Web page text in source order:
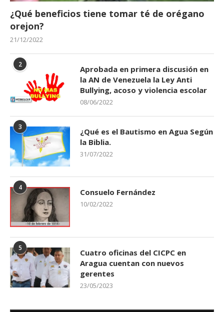
¿Qué beneficios tiene tomar té de orégano
orejon?
21/12/2022
2
Aprobada en primera discusión en
la AN de Venezuela la Ley Anti
Bullying, acoso y violencia escolar
08/06/2022
3
¿Qué es el Bautismo en Agua Según
la Biblia.
31/07/2022
4 Consuelo Fernández
10/02/2022
5
Cuatro oficinas del CICPC en
Aragua cuentan con nuevos
gerentes
23/05/2023